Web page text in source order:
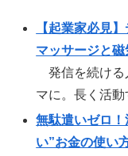
【起業家必見
マッサージと
発信を続ける
マに。長く活動
無駄遣いゼロ
い”お金の使い